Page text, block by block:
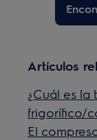
Artículos
¿Cuál es
frigorífico/
El